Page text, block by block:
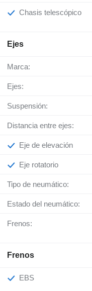
Chasis telescópico
Ejes
Marca:
Ejes:
Suspensión:
Distancia entre ejes:
Eje de elevación
Eje rotatorio
Tipo de neumático:
Estado del neumático:
Frenos:
Frenos
EBS